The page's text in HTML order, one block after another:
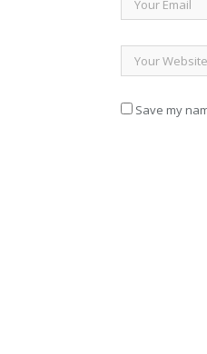
Save my